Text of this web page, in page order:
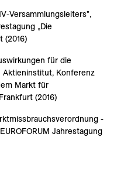
Versammlungsleiters",
„Die
(2016)
für die
Aktieninstitut, Konferenz
Markt für
(2016)
-
Jahrestagung